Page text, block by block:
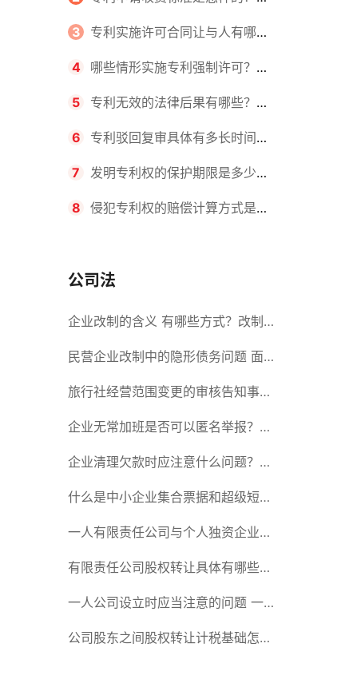
请不同类型的专利所需要的钱不同
3 专利实施许可合同让与人有哪些
主要义务？专利实施许可合同与专利
许可合同有什么区别？
4 哪些情形实施专利强制许可？专
利强制许可的前提条件是什么？
5 专利无效的法律后果有哪些？专
利的无效情形有哪些？
6 专利驳回复审具体有多长时间？
哪些情况下专利申请可能被驳回？
7 发明专利权的保护期限是多少
年？非专利发明人是否有专利申请
8 侵犯专利权的赔偿计算方式是什
间？
公司法
企业改制的含义 有哪些方式？改制
后国企员工属于什么性质？
民营企业改制中的隐形债务问题 面
对隐形债务问题应该如何解决？
旅行社经营范围变更的审核告知事项
旅游业的发展现状和趋势
企业无常加班是否可以匿名举报？强
制加班公司没有加班费怎么办？
企业清理欠款时应注意什么问题？企
业短期借款需要注意哪些事项？
什么是中小企业集合票据和超级短期
融资券？一起来了解一下吧！
一人有限责任公司与个人独资企业的
区别 这些知识你都知道吗？
有限责任公司股权转让具体有哪些形
式？来了解下这五种形式
一人公司设立时应当注意的问题 一
人公司的特征
公司股东之间股权转让计税基础怎么